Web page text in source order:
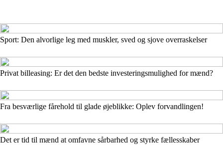
Sport: Den alvorlige leg med muskler, sved og sjove overraskelser
Privat billeasing: Er det den bedste investeringsmulighed for mænd?
Fra besværlige fårehold til glade øjeblikke: Oplev forvandlingen!
Det er tid til mænd at omfavne sårbarhed og styrke fællesskaber